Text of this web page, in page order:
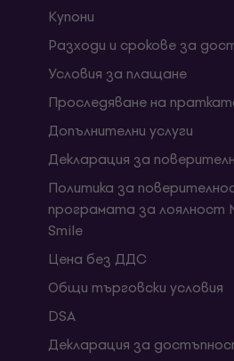
Kупони
Разходи и срокове за
Условия за плащане
Проследяване на
Допълнителни услуги
Декларация за
Политика за
програмата за лоялност
Smile
Цена без ДДС
Общи търговски условия
DSA
Декларация за